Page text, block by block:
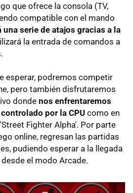
que ofrece la consola (TV,
compatible con el mando
una serie de atajos gracias a la
la entrada de comandos a
esperar, podremos competir
pero también disfrutaremos
donde nos enfrentaremos
por la CPU como en
Fighter Alpha'. Por parte
online, regresan las partidas
pudiendo esperar a la llegada
el modo Arcade.